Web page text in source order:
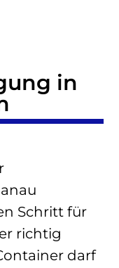
in
Schritt für
richtig
darf